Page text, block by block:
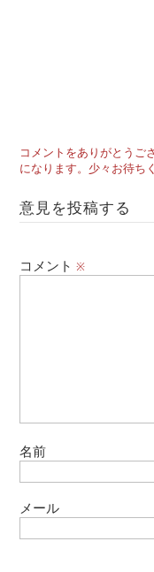
コメントをありがとうご
になります。少々お待ち
意見を投稿する
コメント※
名前
メール